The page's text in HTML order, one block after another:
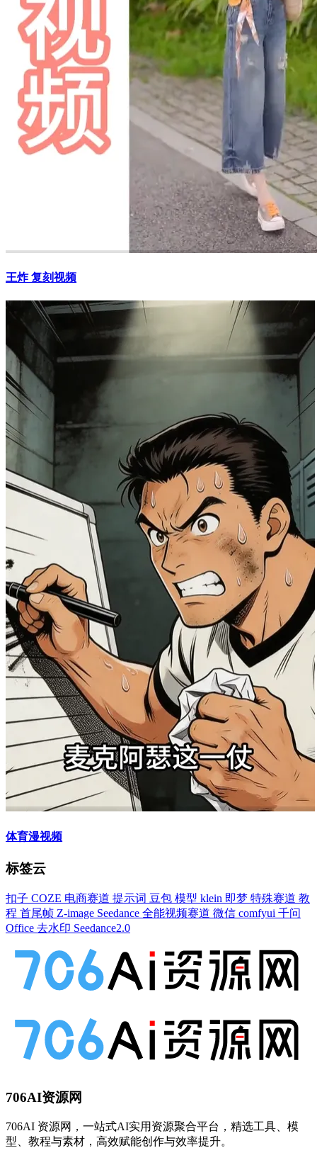
王炸 复刻视频
体育漫视频
标签云
扣子 COZE 电商赛道 提示词 豆包 模型 klein 即梦 特殊赛道 教
程 首尾帧 Z-image Seedance 全能视频赛道 微信 comfyui 千问
Office 去水印 Seedance2.0
706AI资源网
706AI 资源网，一站式AI实用资源聚合平台，精选工具、模
型、教程与素材，高效赋能创作与效率提升。